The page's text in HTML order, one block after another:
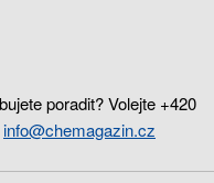
poradit? Volejte +420
info@chemagazin.cz